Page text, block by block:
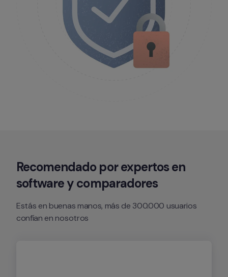
Recomendado por expertos en
software y comparadores
Estás en buenas manos, más de 300.000 usuarios
confían en nosotros